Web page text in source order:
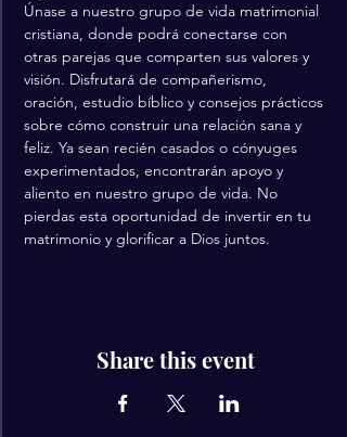
Únase a nuestro grupo de vida matrimonial
cristiana, donde podrá conectarse con
otras parejas que comparten sus valores y
visión. Disfrutará de compañerismo,
oración, estudio bíblico y consejos prácticos
sobre cómo construir una relación sana y
feliz. Ya sean recién casados ​​o cónyuges
experimentados, encontrarán apoyo y
aliento en nuestro grupo de vida. No
pierdas esta oportunidad de invertir en tu
matrimonio y glorificar a Dios juntos.
Share this event